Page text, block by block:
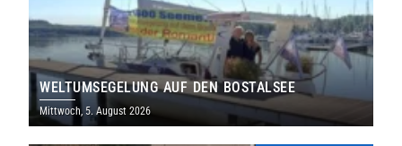
WELTUMSEGELUNG AUF DEN BOSTALSEE
Mittwoch, 5. August 2026